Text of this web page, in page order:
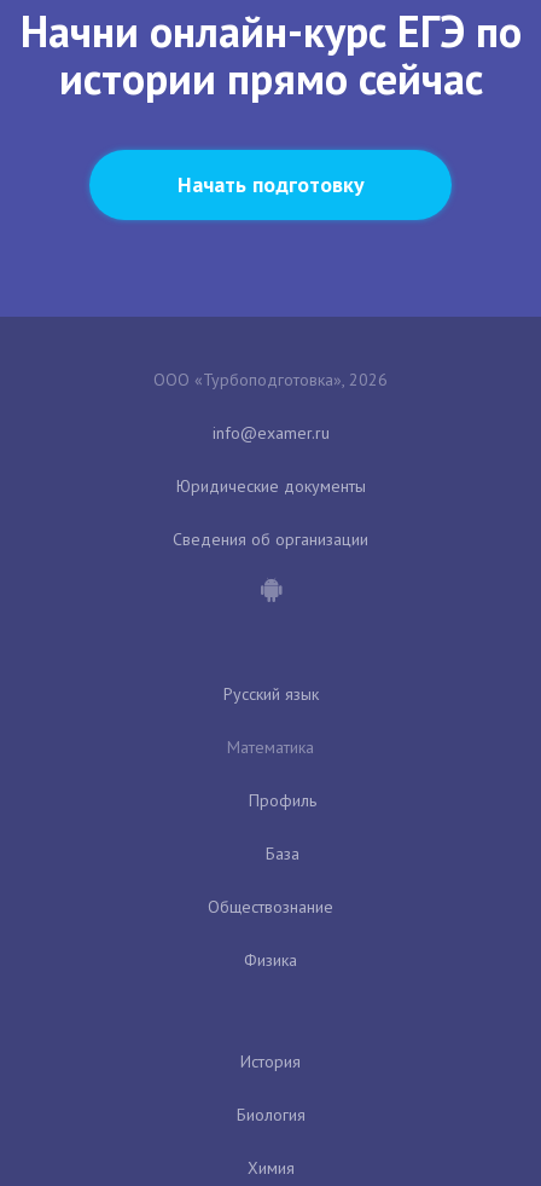
Начни онлайн-курс ЕГЭ по
истории прямо сейчас
Начать подготовку
ООО «Турбоподготовка», 2026
Юридические документы
Сведения об организации
Русский язык
Математика
Профиль
База
Обществознание
Физика
История
Биология
Химия